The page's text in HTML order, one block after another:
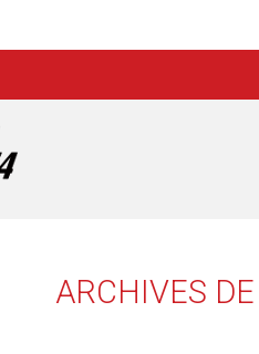
ARCHIVES